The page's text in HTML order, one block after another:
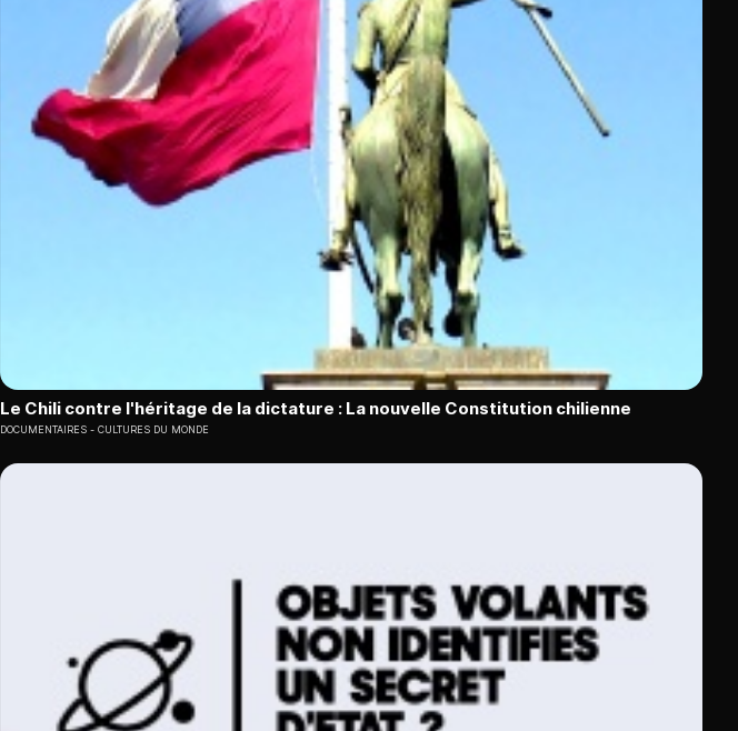
Le Chili contre l'héritage de la dictature : La nouvelle Constitution chilienne
DOCUMENTAIRES CULTURES DU MONDE